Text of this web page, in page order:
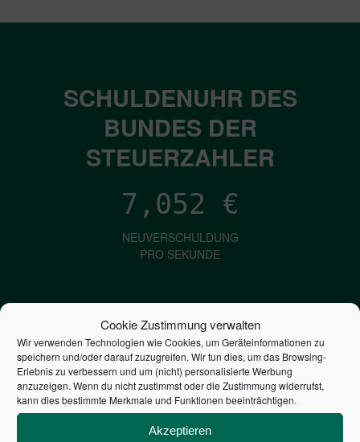
Cookie Zustimmung verwalten
Wir verwenden Technologien wie Cookies, um Geräteinformationen zu
speichern und/oder darauf zuzugreifen. Wir tun dies, um das Browsing-
Erlebnis zu verbessern und um (nicht) personalisierte Werbung
anzuzeigen. Wenn du nicht zustimmst oder die Zustimmung widerrufst,
kann dies bestimmte Merkmale und Funktionen beeinträchtigen.
Akzeptieren
SCHULDENUHR DES
BUNDES DER
STEUERZAHLER
7,052 €
NEUVERSCHULDUNG
PRO SEKUNDE
1,601€
ZINSEN
PRO SEKUNDE
2,805,301,744,246